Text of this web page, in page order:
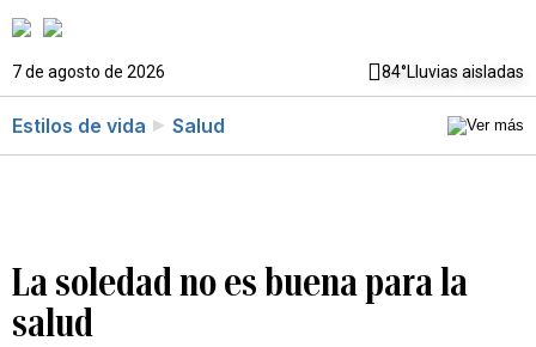
7 de agosto de 2026 84°Lluvias aisladas
Estilos de vida Salud
La soledad no es buena para la
salud